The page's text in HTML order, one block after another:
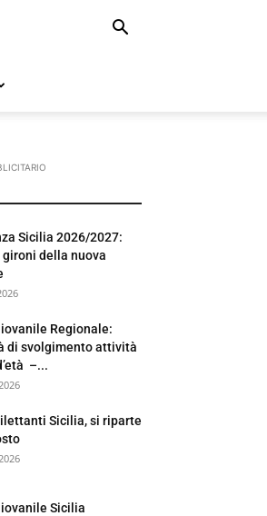
Sicilia 2026/2027:
della nuova
Regionale:
di svolgimento attività
–...
Sicilia, si riparte
Sicilia